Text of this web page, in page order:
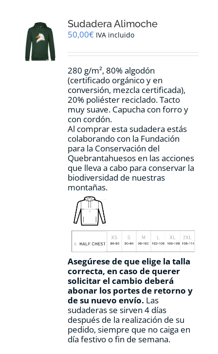
se
pueden
en
página
de
producto
Sudadera Alimoche
50,00€ IVA incluido
280 g/m², 80% algodón
(certificado orgánico y en
conversión, mezcla certificada),
20% poliéster reciclado. Tacto
muy suave. Capucha con forro y
con cordón.
Al comprar esta sudadera estás
colaborando con la Fundación
para la Conservación del
Quebrantahuesos en las acciones
que lleva a cabo para conservar la
biodiversidad de nuestras
montañas.
Asegúrese de que elige la talla
correcta, en caso de querer
solicitar el cambio deberá
abonar los portes de retorno y
de su nuevo envío. Las
sudaderas se sirven 4 días
después de la realización de su
pedido, siempre que no caiga en
día festivo o fin de semana.